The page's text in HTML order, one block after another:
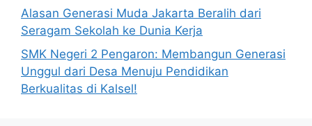
Alasan Generasi Muda Jakarta Beralih dari
Seragam Sekolah ke Dunia Kerja
SMK Negeri 2 Pengaron: Membangun Generasi
Unggul dari Desa Menuju Pendidikan
Berkualitas di Kalsel!